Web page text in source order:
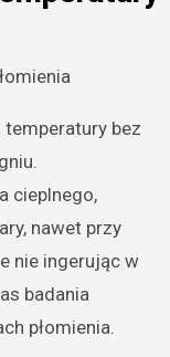
bez
cieplnego,
nawet przy
nie ingerując w
badania
płomienia.